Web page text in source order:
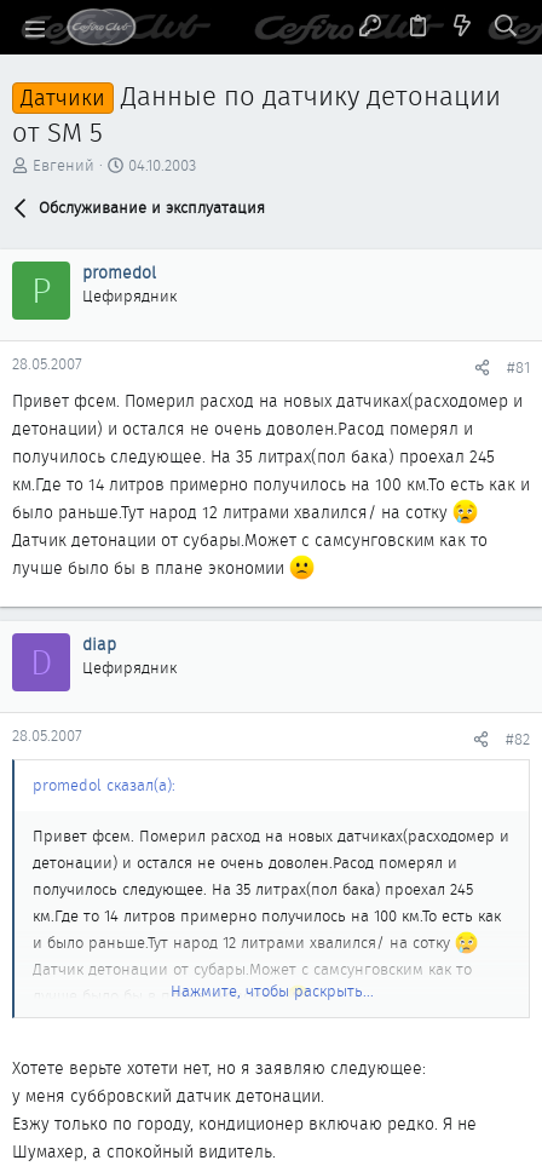
Датчики Данные по датчику детонации
от SM 5
А
т
е
м
ы
Евгений
Д
т
а
ч
л
04.10.2003
Обслуживание и эксплуатация
P promedol
Цефирядник
28.05.2007 #81
Привет фсем. Померил расход на новых датчиках(расходомер и
детонации) и остался не очень доволен.Расод померял и
получилось следующее. На 35 литрах(пол бака) проехал 245
км.Где то 14 литров примерно получилось на 100 км.То есть как и
было раньше.Тут народ 12 литрами хвалился/ на сотку
Датчик детонации от субары.Может с самсунговским как то
лучше было бы в плане экономии
D diap
Цефирядник
28.05.2007 #82
promedol сказал(а):
Привет фсем. Померил расход на новых датчиках(расходомер и
детонации) и остался не очень доволен.Расод померял и
получилось следующее. На 35 литрах(пол бака) проехал 245
км.Где то 14 литров примерно получилось на 100 км.То есть как
и было раньше.Тут народ 12 литрами хвалился/ на сотку
Датчик детонации от субары.Может с самсунговским как то
лучше было бы в плане экономии
Нажмите, чтобы раскрыть...
Хотете верьте хотети нет, но я заявляю следующее:
у меня суббровский датчик детонации.
Езжу только по городу, кондиционер включаю редко. Я не
Шумахер, а спокойный видитель.